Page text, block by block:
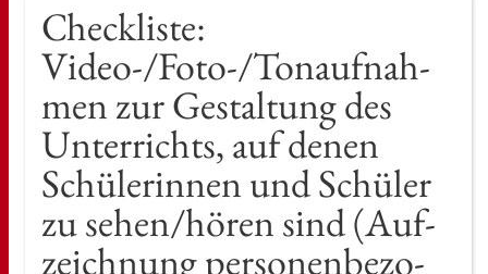
Check­lis­te:
Video-/Foto-/Ton­auf­nah­
men zur Ge­stal­tung des
Un­ter­richts, auf denen
Schü­le­rin­nen und Schü­ler
zu sehen/hören sind (Auf­
zeich­nung per­so­nen­be­zo­